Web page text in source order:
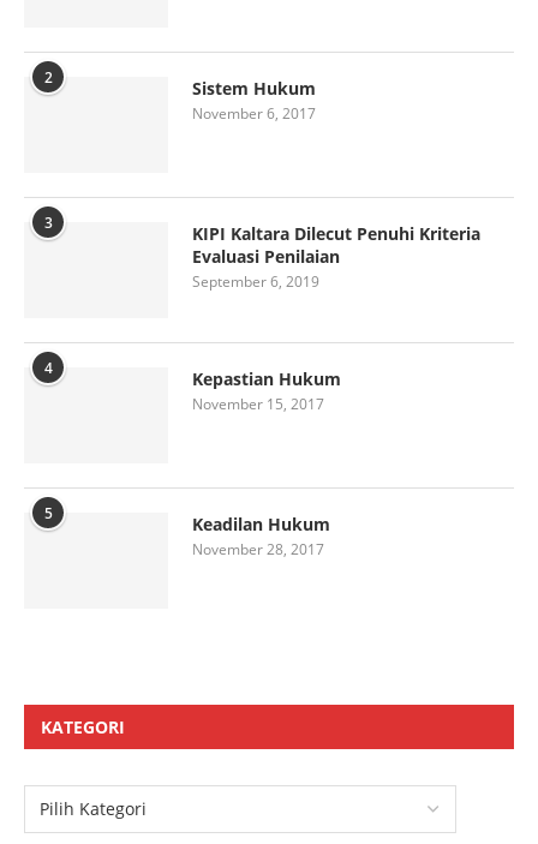
2 Sistem Hukum
November 6, 2017
3
KIPI Kaltara Dilecut Penuhi Kriteria
Evaluasi Penilaian
September 6, 2019
4 Kepastian Hukum
November 15, 2017
5 Keadilan Hukum
November 28, 2017
KATEGORI